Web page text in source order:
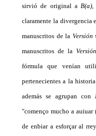
sirvió de original a
claramente la divergencia
manuscritos de la
manuscritos de la
fórmula que venían
pertenecientes a la
además se agrupan con
"començo mucho a auiuar
de enbiar a esforçar al